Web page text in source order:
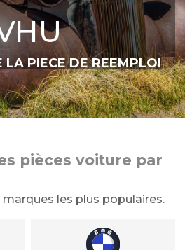
LA PIÈCE DE RÉEMPLOI
pièces voiture par
les plus populaires.